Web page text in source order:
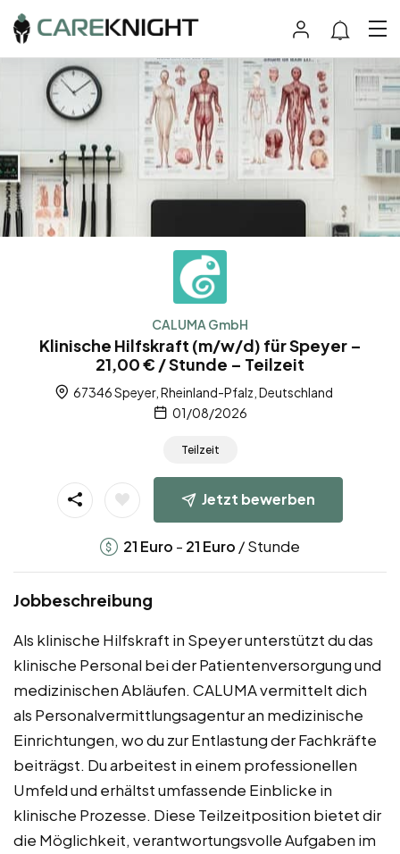
CALUMA GmbH
Klinische Hilfskraft (m/w/d) für Speyer –
21,00 € / Stunde – Teilzeit
67346 Speyer, Rheinland-Pfalz, Deutschland
01/08/2026
Teilzeit
Jetzt bewerben
21 Euro - 21 Euro / Stunde
Jobbeschreibung
Als klinische Hilfskraft in Speyer unterstützt du das
klinische Personal bei der Patientenversorgung und
medizinischen Abläufen. CALUMA vermittelt dich
als Personalvermittlungsagentur an medizinische
Einrichtungen, wo du zur Entlastung der Fachkräfte
beiträgst. Du arbeitest in einem professionellen
Umfeld und erhältst umfassende Einblicke in
klinische Prozesse. Diese Teilzeitposition bietet dir
die Möglichkeit, verantwortungsvolle Aufgaben im